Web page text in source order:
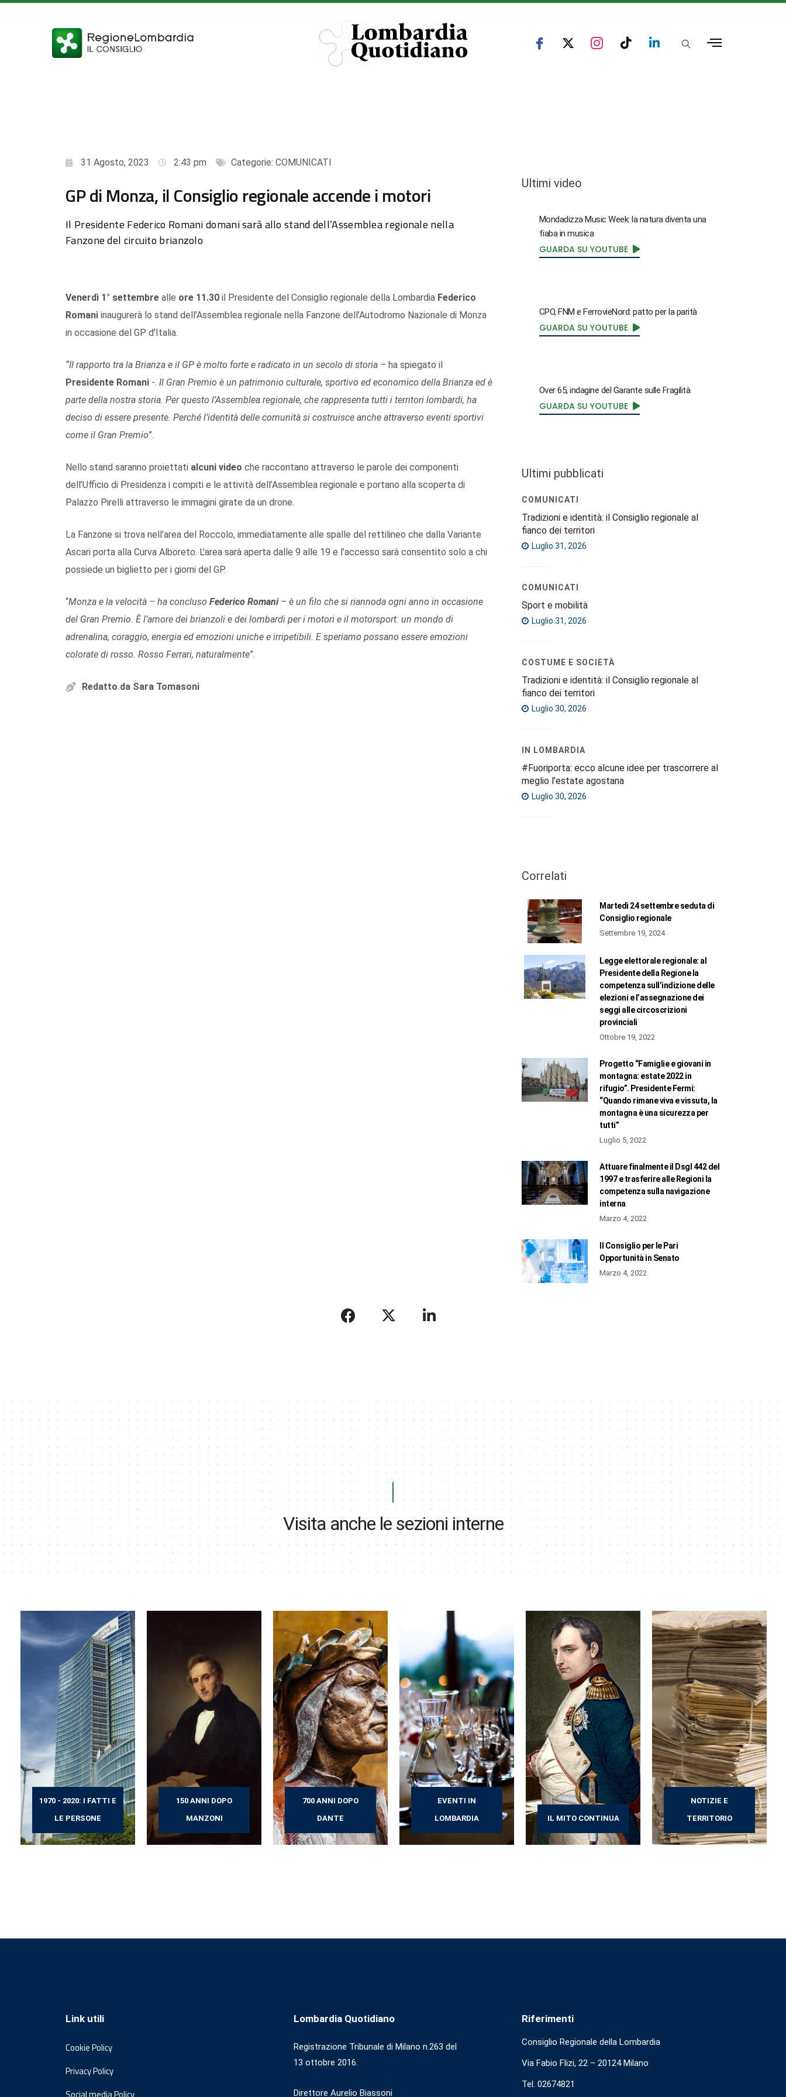
31 Agosto, 2023 2:43 pm Categorie: COMUNICATI
GP di Monza, il Consiglio regionale accende i motori
Il Presidente Federico Romani domani sarà allo stand dell’Assemblea regionale nella
Fanzone del circuito brianzolo
Venerdì 1° settembre alle ore 11.30 il Presidente del Consiglio regionale della Lombardia Federico
Romani inaugurerà lo stand dell’Assemblea regionale nella Fanzone dell’Autodromo Nazionale di Monza
in occasione del GP d’Italia.
“Il rapporto tra la Brianza e il GP è molto forte e radicato in un secolo di storia – ha spiegato il
Presidente Romani -. Il Gran Premio è un patrimonio culturale, sportivo ed economico della Brianza ed è
parte della nostra storia. Per questo l’Assemblea regionale, che rappresenta tutti i territori lombardi, ha
deciso di essere presente. Perché l’identità delle comunità si costruisce anche attraverso eventi sportivi
come il Gran Premio”.
Nello stand saranno proiettati alcuni video che raccontano attraverso le parole dei componenti
dell’Ufficio di Presidenza i compiti e le attività dell’Assemblea regionale e portano alla scoperta di
Palazzo Pirelli attraverso le immagini girate da un drone.
La Fanzone si trova nell’area del Roccolo, immediatamente alle spalle del rettilineo che dalla Variante
Ascari porta alla Curva Alboreto. L’area sarà aperta dalle 9 alle 19 e l’accesso sarà consentito solo a chi
possiede un biglietto per i giorni del GP.
“Monza e la velocità – ha concluso Federico Romani– è un filo che si riannoda ogni anno in occasione
del Gran Premio. È l’amore dei brianzoli e dei lombardi per i motori e il motorsport: un mondo di
adrenalina, coraggio, energia ed emozioni uniche e irripetibili. E speriamo possano essere emozioni
colorate di rosso. Rosso Ferrari, naturalmente”.
Redatto da Sara Tomasoni
Ultimi video
Mondadizza Music Week: la natura diventa una
fiaba in musica
GUARDA SU YOUTUBE
CPO, FNM e FerrovieNord: patto per la parità
GUARDA SU YOUTUBE
Over 65, indagine del Garante sulle Fragilità
GUARDA SU YOUTUBE
Ultimi pubblicati
COMUNICATI
Tradizioni e identità: il Consiglio regionale al
fianco dei territori
Luglio 31, 2026
COMUNICATI
Sport e mobilità
Luglio 31, 2026
COSTUME E SOCIETÀ
Tradizioni e identità: il Consiglio regionale al
fianco dei territori
Luglio 30, 2026
IN LOMBARDIA
#Fuoriporta: ecco alcune idee per trascorrere al
meglio l’estate agostana
Luglio 30, 2026
Correlati
Martedì 24 settembre seduta di
Consiglio regionale
Settembre 19, 2024
Legge elettorale regionale: al
Presidente della Regione la
competenza sull’indizione delle
elezioni e l’assegnazione dei
seggi alle circoscrizioni
provinciali
Ottobre 19, 2022
Progetto “Famiglie e giovani in
montagna: estate 2022 in
rifugio”. Presidente Fermi:
“Quando rimane viva e vissuta, la
montagna è una sicurezza per
tutti”
Luglio 5, 2022
Attuare finalmente il Dsgl 442 del
1997 e trasferire alle Regioni la
competenza sulla navigazione
interna
Marzo 4, 2022
Il Consiglio per le Pari
Opportunità in Senato
Marzo 4, 2022
Visita anche le sezioni interne
1970 - 2020: I FATTI E
LE PERSONE
150 ANNI DOPO
MANZONI
700 ANNI DOPO
DANTE
EVENTI IN
LOMBARDIA
IL MITO CONTINUA
NOTIZIE E
TERRITORIO
Link utili
Cookie Policy
Privacy Policy
Lombardia Quotidiano
Registrazione Tribunale di Milano n.263 del
13 ottobre 2016.
Direttore Aurelio Biassoni
Riferimenti
Consiglio Regionale della Lombardia
Via Fabio Flizi, 22 – 20124 Milano
Tel. 02674821